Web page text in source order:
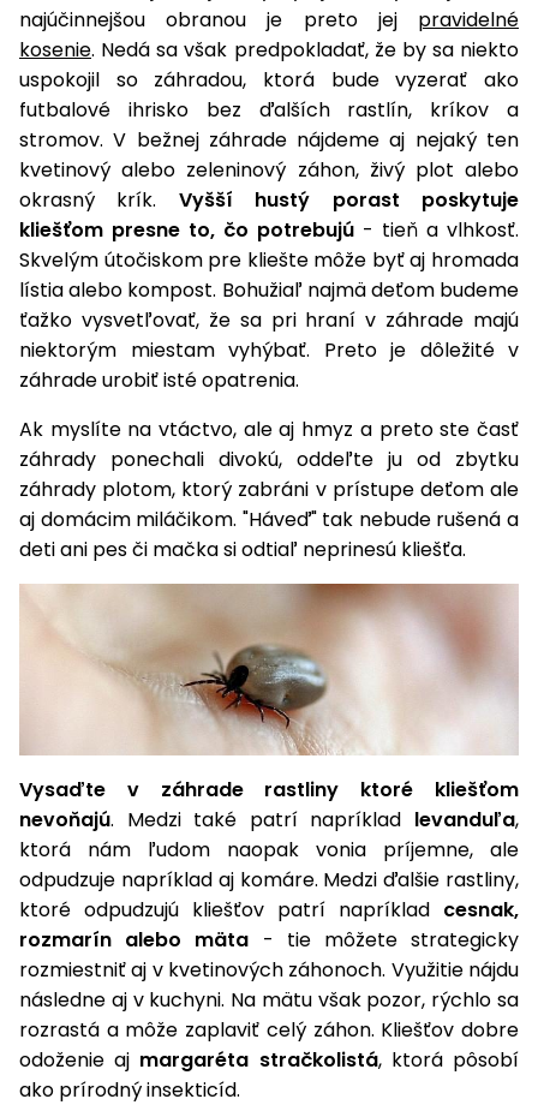
Náhradné
nože
Vidly
Štiepačky
dreva
Drviče
vetiev
Špalíkovače
Fukáre a
vysávače
na lístie
Záhradné
vozíky
Fúriky
Rozmetadlá
a posypové
vozíky
vodárne
Vysokotlakové
stroje
Snežné
frézy
Odhŕňače
a lopaty
na sneh
Postrekovače
a rosiče
boxy
Ochrana
rastlín
Záhradné
koše
Krhly
obrubníky
Tieniace
textílie
Odpudzovače
a pasce
Príslušenstvo
stoly
Vibračné
dosky
Transportéry
Rezačky
betón
Meracie
prístroje
autobatérií
Vykurovanie
Navijaky
Príslušenstvo
Seniorské
vozíky
Prilby
Doplnky
najúčinnejšou obranou je preto jej pravidelné
kosenie. Nedá sa však predpokladať, že by sa niekto
uspokojil so záhradou, ktorá bude vyzerať ako
futbalové ihrisko bez ďalších rastlín, kríkov a
stromov. V bežnej záhrade nájdeme aj nejaký ten
kvetinový alebo zeleninový záhon, živý plot alebo
okrasný krík. Vyšší hustý porast poskytuje
kliešťom presne to, čo potrebujú - tieň a vlhkosť.
Skvelým útočiskom pre kliešte môže byť aj hromada
lístia alebo kompost. Bohužiaľ najmä deťom budeme
ťažko vysvetľovať, že sa pri hraní v záhrade majú
niektorým miestam vyhýbať. Preto je dôležité v
záhrade urobiť isté opatrenia.
Ak myslíte na vtáctvo, ale aj hmyz a preto ste časť
záhrady ponechali divokú, oddeľte ju od zbytku
záhrady plotom, ktorý zabráni v prístupe deťom ale
aj domácim miláčikom. "Háveď" tak nebude rušená a
deti ani pes či mačka si odtiaľ neprinesú kliešťa.
Vysaďte v záhrade rastliny ktoré kliešťom
nevoňajú. Medzi také patrí napríklad levanduľa,
ktorá nám ľudom naopak vonia príjemne, ale
odpudzuje napríklad aj komáre. Medzi ďalšie rastliny,
ktoré odpudzujú kliešťov patrí napríklad cesnak,
rozmarín alebo mäta - tie môžete strategicky
rozmiestniť aj v kvetinových záhonoch. Využitie nájdu
následne aj v kuchyni. Na mätu však pozor, rýchlo sa
rozrastá a môže zaplaviť celý záhon. Kliešťov dobre
odoženie aj margaréta stračkolistá, ktorá pôsobí
ako prírodný insekticíd.